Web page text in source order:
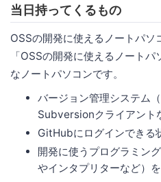
当日持ってくるもの
OSSの開発に使えるノートパソ
「OSSの開発に使えるノート
なノートパソコンです。
バージョン管理システム
Subversionクライアント
GitHubにログインできる
開発に使うプログラミン
やインタプリターなど）